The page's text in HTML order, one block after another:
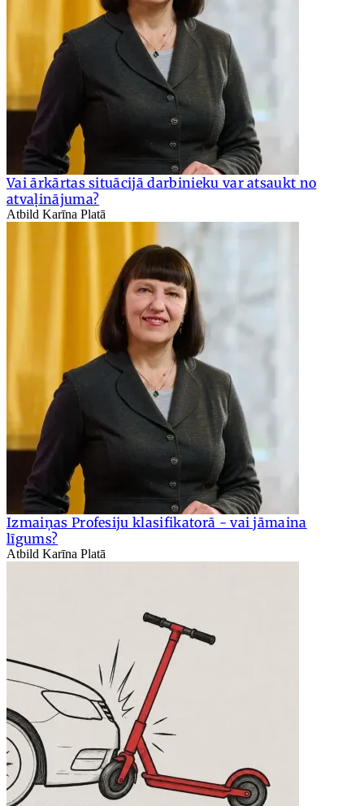
Vai ārkārtas situācijā darbinieku var atsaukt no
atvaļinājuma?
Atbild Karīna Platā
Izmaiņas Profesiju klasifikatorā - vai jāmaina
līgums?
Atbild Karīna Platā